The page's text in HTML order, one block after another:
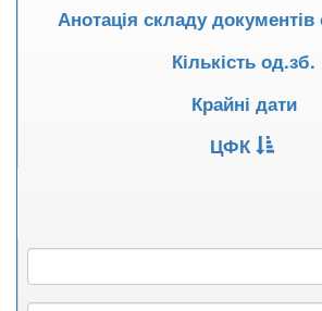
Анотація складу
Кількість од.зб.
Крайні дати
ЦФК